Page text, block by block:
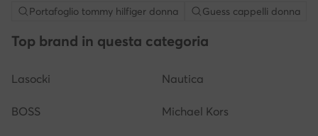
Portafoglio tommy hilfiger donna Guess cappelli donna
Top brand in questa categoria
Lasocki Nautica
BOSS Michael Kors